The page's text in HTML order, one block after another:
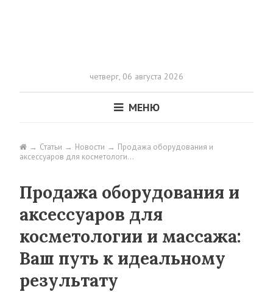
четверг, 06 августа 2026
МЕНЮ
Статьи Новости
Продажа оборудования и
аксессуаров для косметологи…
Продажа оборудования и
аксессуаров для
косметологии и массажа:
Ваш путь к идеальному
результату